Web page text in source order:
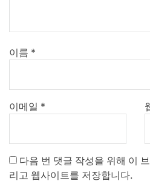
이름 *
이메일 *
다음 번 댓글 작성을 위해 이
리고 웹사이트를 저장합니다.